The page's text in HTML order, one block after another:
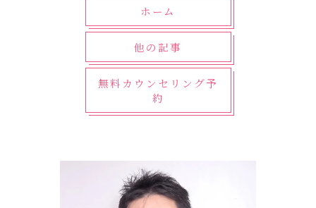
ホーム
他の記事
無料カウンセリング予
約